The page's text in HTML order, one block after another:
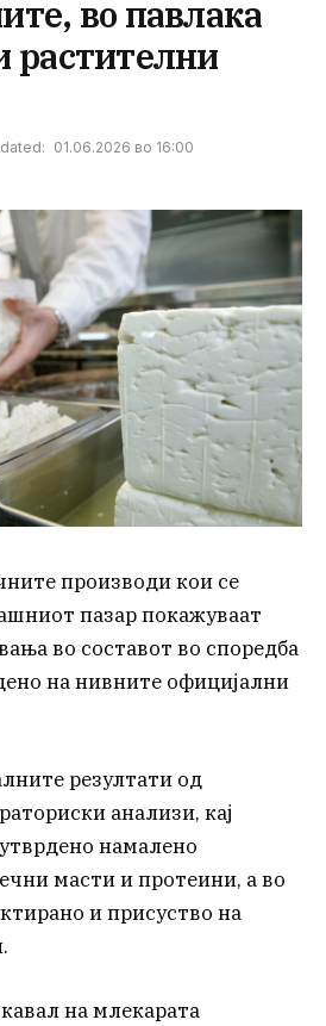
во павлака
растителни
01.06.2026 во 16:00
производи кои се
пазар покажуваат
во составот во споредба
на нивните официјални
резултати од
анализи, кај
намалено
масти и протеини, а во
и присуство на
на млекарата